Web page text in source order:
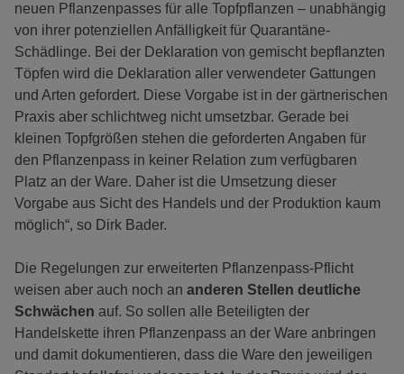
neuen Pflanzenpasses für alle Topfpflanzen – unabhängig
von ihrer potenziellen Anfälligkeit für Quarantäne-
Schädlinge. Bei der Deklaration von gemischt bepflanzten
Töpfen wird die Deklaration aller verwendeter Gattungen
und Arten gefordert. Diese Vorgabe ist in der gärtnerischen
Praxis aber schlichtweg nicht umsetzbar. Gerade bei
kleinen Topfgrößen stehen die geforderten Angaben für
den Pflanzenpass in keiner Relation zum verfügbaren
Platz an der Ware. Daher ist die Umsetzung dieser
Vorgabe aus Sicht des Handels und der Produktion kaum
möglich“, so Dirk Bader.
Die Regelungen zur erweiterten Pflanzenpass-Pflicht
weisen aber auch noch an anderen Stellen deutliche
Schwächen auf. So sollen alle Beteiligten der
Handelskette ihren Pflanzenpass an der Ware anbringen
und damit dokumentieren, dass die Ware den jeweiligen